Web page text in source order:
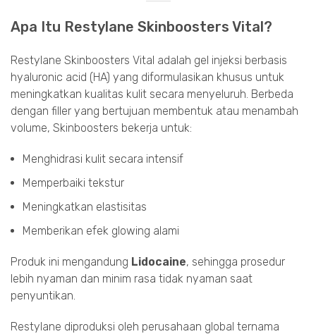
Apa Itu Restylane Skinboosters Vital?
Restylane Skinboosters Vital adalah gel injeksi berbasis
hyaluronic acid (HA) yang diformulasikan khusus untuk
meningkatkan kualitas kulit secara menyeluruh. Berbeda
dengan filler yang bertujuan membentuk atau menambah
volume, Skinboosters bekerja untuk:
Menghidrasi kulit secara intensif
Memperbaiki tekstur
Meningkatkan elastisitas
Memberikan efek glowing alami
Produk ini mengandung Lidocaine, sehingga prosedur
lebih nyaman dan minim rasa tidak nyaman saat
penyuntikan.
Restylane diproduksi oleh perusahaan global ternama